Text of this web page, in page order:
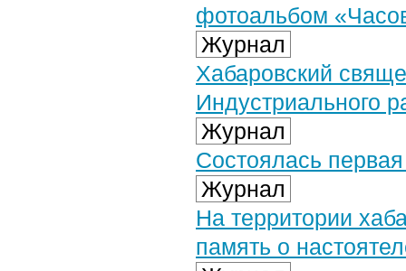
фотоальбом
Журнал
Хабаровский
Индустриального
Журнал
Состоялась
Журнал
На территории
память о